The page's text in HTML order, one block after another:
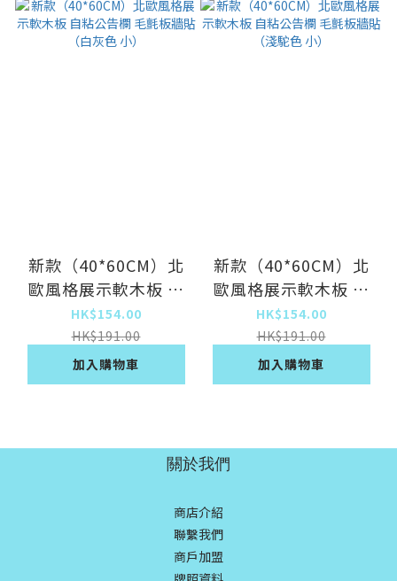
新款（40*60CM）北
歐風格展示軟木板 自
粘公告欄 毛氈板牆貼
（白灰色 小）
HK$154.00
HK$191.00
加入購物車
新款（40*60CM）北
歐風格展示軟木板 自
粘公告欄 毛氈板牆貼
（淺駝色 小）
HK$154.00
HK$191.00
加入購物車
關於我們
商店介紹
聯繫我們
商戶加盟